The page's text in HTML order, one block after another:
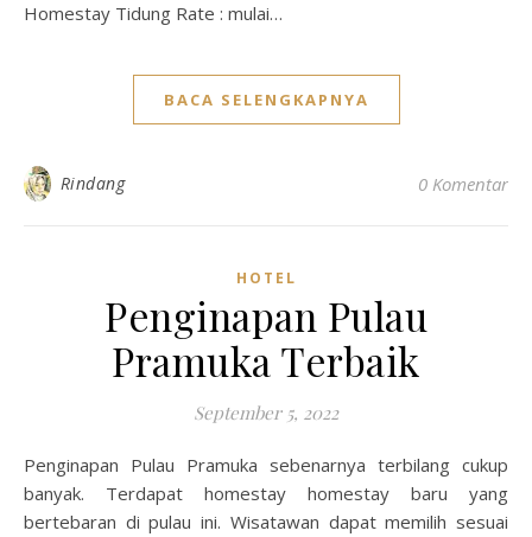
Homestay Tidung Rate : mulai…
BACA SELENGKAPNYA
Rindang 0 Komentar
HOTEL
Penginapan Pulau
Pramuka Terbaik
September 5, 2022
Penginapan Pulau Pramuka sebenarnya terbilang cukup
banyak. Terdapat homestay homestay baru yang
bertebaran di pulau ini. Wisatawan dapat memilih sesuai